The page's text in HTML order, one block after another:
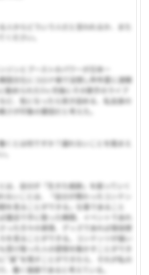
人からどういう人だと言われるか、また
ください。
ジンとブーストのパワーが日本一
国文化にコロナ禍で没頭し昨年夏に渡韓
勧められた3ヶ月後にその歌手のライブ
ど、気になったら突き詰める、私自身の
さが印象の要因だと考えた。
くとは何ですか？譲れないことを踏まえ
。
は、自分が「生きた痕跡」を創っていく
ないことは、「自分が携わったコンテン
を見ることができる」仕事であること
書店で手に取った瞬間、イベントであれ
った方々の表情、グッズであれば普段使
を見ることができる。コンテンツが届い
受け取った人の感情を動かすことができ
”痕”を残すことができたら、それが私の
、働く価値であると考えている。